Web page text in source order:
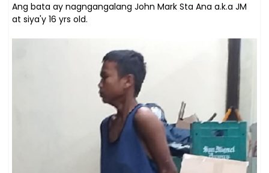
Ang bata ay nagngangalang John Mark Sta Ana a.k.a JM
at siya'y 16 yrs old.